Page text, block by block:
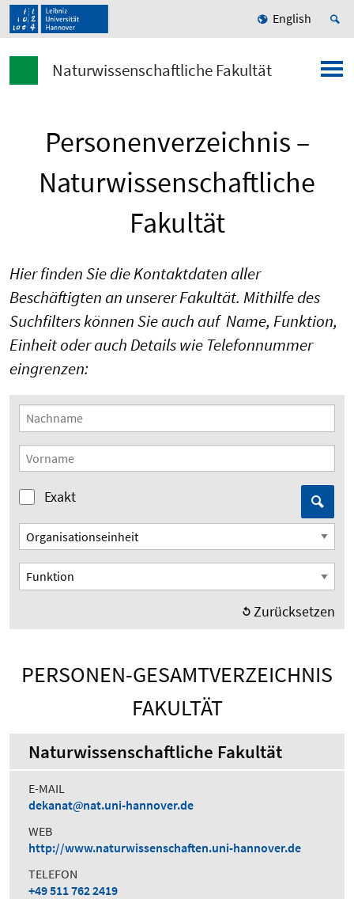
English
Naturwissenschaftliche Fakultät
Personenverzeichnis –
Naturwissenschaftliche
Fakultät
Hier finden Sie die Kontaktdaten aller
Beschäftigten an unserer Fakultät. Mithilfe des
Suchfilters können Sie auch auf Name, Funktion,
Einheit oder auch Details wie Telefonnummer
eingrenzen:
Nachname
Vorname
Exakt Aktivieren Sie diese Option für eine exakte
Organisationseinheit
Funktion
Zurücksetzen
PERSONEN-GESAMTVERZEICHNIS
FAKULTÄT
Naturwissenschaftliche Fakultät
E-MAIL
dekanat
nat.uni-hannover.de
WEB
http://www.naturwissenschaften.uni-hannover.de
TELEFON
+49 511 762 2419